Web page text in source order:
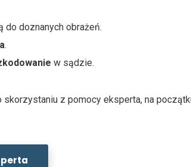
do doznanych obrażeń.
.
w sądzie.
z pomocy eksperta, na